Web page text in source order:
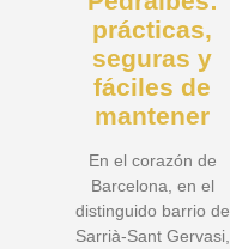
prácticas,
seguras y
fáciles de
mantener
En el corazón de
Barcelona, en el
distinguido barrio de
Sarrià-Sant Gervasi,